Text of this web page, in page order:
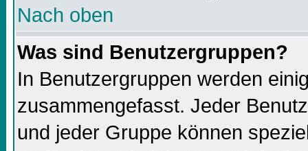
Nach oben
Was sind Benutzergruppen?
In Benutzergruppen werden
zusammengefasst. Jeder
und jeder Gruppe können